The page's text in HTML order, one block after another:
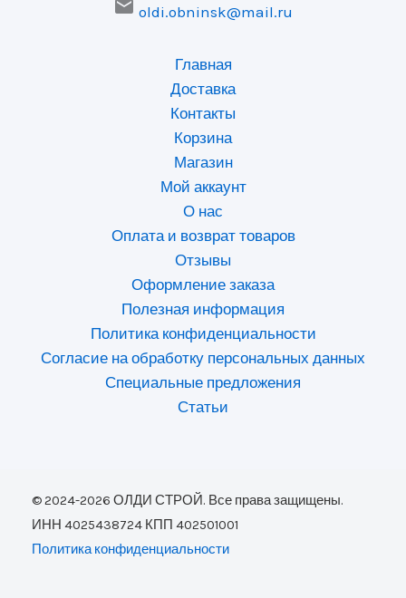
 oldi.obninsk@mail.ru
Главная
Доставка
Контакты
Корзина
Магазин
Мой аккаунт
О нас
Оплата и возврат товаров
Отзывы
Оформление заказа
Полезная информация
Политика конфиденциальности
Согласие на обработку персональных данных
Специальные предложения
Статьи
© 2024-2026 ОЛДИ СТРОЙ. Все права защищены.
ИНН 4025438724 КПП 402501001
Политика конфиденциальности